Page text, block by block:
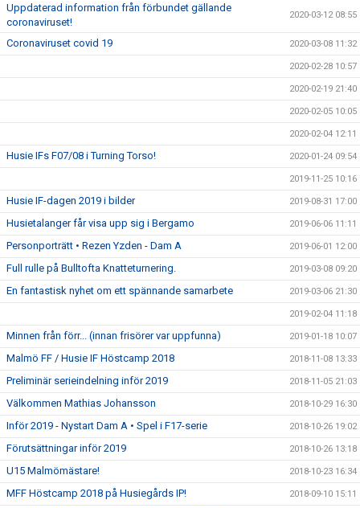
Uppdaterad information från förbundet gällande
coronaviruset!
2020-03-12 08:55
Coronaviruset covid 19 2020-03-08 11:32
2020-02-28 10:57
2020-02-19 21:40
2020-02-05 10:05
2020-02-04 12:11
Husie IFs F07/08 i Turning Torso! 2020-01-24 09:54
2019-11-25 10:16
Husie IF-dagen 2019 i bilder 2019-08-31 17:00
Husietalanger får visa upp sig i Bergamo 2019-06-06 11:11
Personporträtt • Rezen Yzden - Dam A 2019-06-01 12:00
Full rulle på Bulltofta Knatteturnering. 2019-03-08 09:20
En fantastisk nyhet om ett spännande samarbete 2019-03-06 21:30
2019-02-04 11:18
Minnen från förr... (innan frisörer var uppfunna) 2019-01-18 10:07
Malmö FF / Husie IF Höstcamp 2018 2018-11-08 13:33
Preliminär serieindelning inför 2019 2018-11-05 21:03
Välkommen Mathias Johansson 2018-10-29 16:30
Inför 2019 - Nystart Dam A • Spel i F17-serie 2018-10-26 19:02
Förutsättningar inför 2019 2018-10-26 13:18
U15 Malmömästare! 2018-10-23 16:34
MFF Höstcamp 2018 på Husiegårds IP! 2018-09-10 15:11